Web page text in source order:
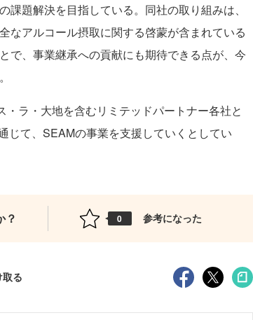
題解決を目指している。同社の取り組みは、
なアルコール摂取に関する啓蒙が含まれている
で、事業継承への貢献にも期待できる点が、今
ラ・大地を含むリミテッドパートナー各社と
じて、SEAMの事業を支援していくとしてい
？ 0 参考になった
る